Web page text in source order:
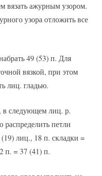
вязать ажурным узором.
узора отложить все
49 (53) п. Для
вязкой, при этом
лиц. гладью.
в следующем лиц. р.
распределить петли
лиц., 18 п. складки =
п. = 37 (41) п.